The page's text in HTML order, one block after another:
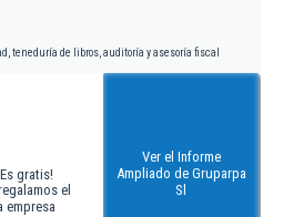
teneduría de libros, auditoría y asesoría fiscal
gratis!
el
empresa
Ver el Informe
Ampliado de Gruparpa
Sl